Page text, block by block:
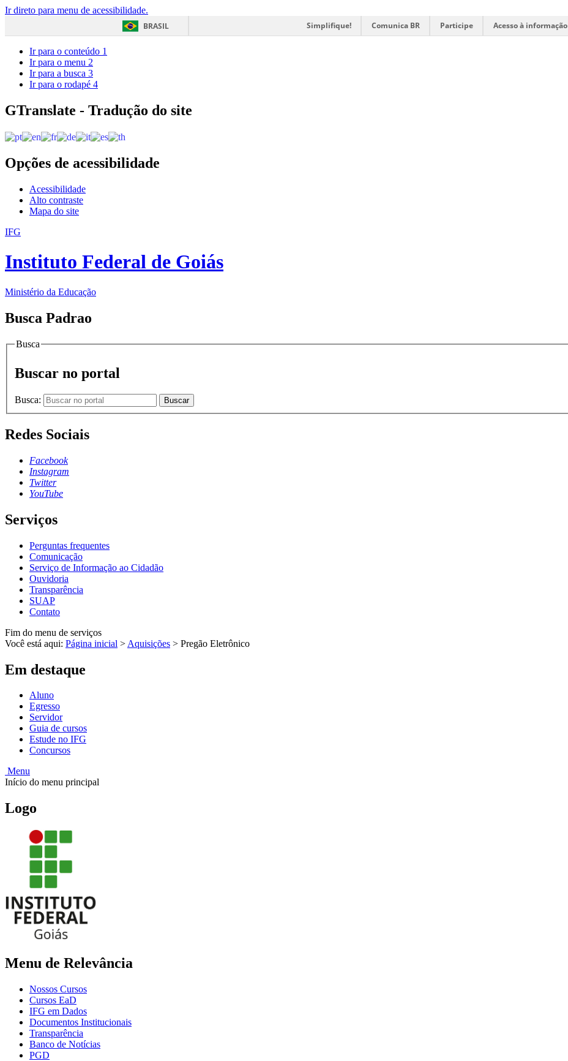
Ir direto para menu de acessibilidade.
BRASIL
Simplifique! Comunica BR Participe Acesso à informação
Ir para o conteúdo 1
Ir para o menu 2
Ir para a busca 3
Ir para o rodapé 4
GTranslate - Tradução do site
Opções de acessibilidade
Acessibilidade
Alto contraste
Mapa do site
IFG
Instituto Federal de Goiás
Ministério da Educação
Busca Padrao
Busca
Buscar no portal
Busca: Buscar
Redes Sociais
Facebook
Instagram
Twitter
YouTube
Serviços
Perguntas frequentes
Comunicação
Serviço de Informação ao Cidadão
Ouvidoria
Transparência
SUAP
Contato
Fim do menu de serviços
Você está aqui: Página inicial > Aquisições > Pregão Eletrônico
Em destaque
Aluno
Egresso
Servidor
Guia de cursos
Estude no IFG
Concursos
Menu
Início do menu principal
Logo
Menu de Relevância
Nossos Cursos
Cursos EaD
IFG em Dados
Documentos Institucionais
Transparência
Banco de Notícias
PGD